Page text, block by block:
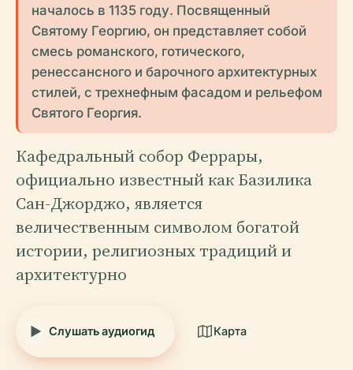
началось в 1135 году. Посвященный
Святому Георгию, он представляет собой
смесь романского, готического,
ренессансного и барочного архитектурных
стилей, с трехнефным фасадом и рельефом
Святого Георгия.
Кафедральный собор Феррары,
официально известный как Базилика
Сан-Джорджо, является
величественным символом богатой
истории, религиозных традиций и
архитектурно
Слушать аудиогид Карта